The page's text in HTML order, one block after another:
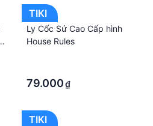
TIKI
Ly Cốc Sứ Cao Cấp hình
House Rules
79.000₫
TIKI